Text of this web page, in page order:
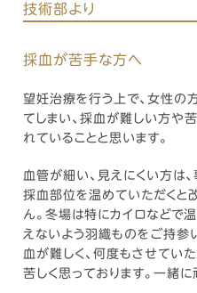
技術部より
採血が苦手な方へ
望妊治療を行う上で、女性の
てしまい、採血が難しい方や
れていることと思います。
血管が細い、見えにくい方は
採血部位を温めていただくと
ん。冬場は特にカイロなどで
えないよう羽織ものをご持参
血が難しく、何度もさせてい
苦しく思っております。一緒に